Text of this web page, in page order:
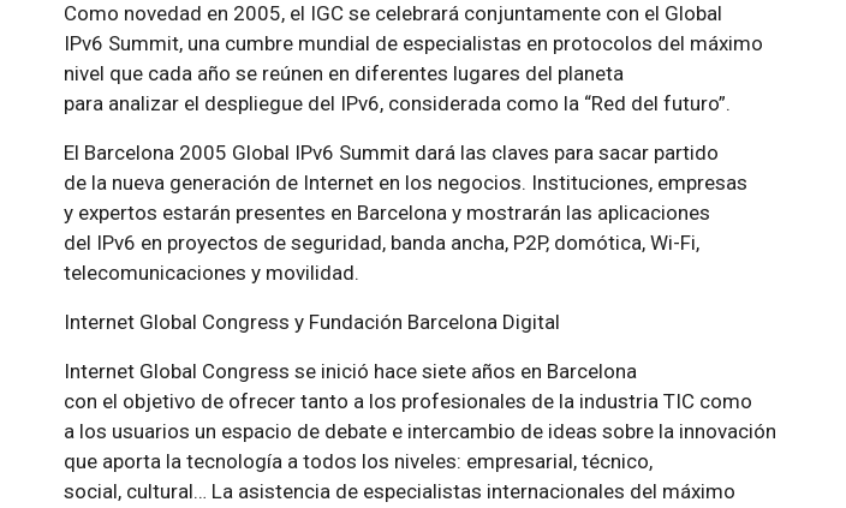
Como novedad en 2005, el IGC se celebrará conjuntamente con el Global
IPv6 Summit, una cumbre mundial de especialistas en protocolos del máximo
nivel que cada año se reúnen en diferentes lugares del planeta
para analizar el despliegue del IPv6, considerada como la “Red del futuro”.
El Barcelona 2005 Global IPv6 Summit dará las claves para sacar partido
de la nueva generación de Internet en los negocios. Instituciones, empresas
y expertos estarán presentes en Barcelona y mostrarán las aplicaciones
del IPv6 en proyectos de seguridad, banda ancha, P2P, domótica, Wi-Fi,
telecomunicaciones y movilidad.
Internet Global Congress y Fundación Barcelona Digital
Internet Global Congress se inició hace siete años en Barcelona
con el objetivo de ofrecer tanto a los profesionales de la industria TIC como
a los usuarios un espacio de debate e intercambio de ideas sobre la innovación
que aporta la tecnología a todos los niveles: empresarial, técnico,
social, cultural… La asistencia de especialistas internacionales del máximo